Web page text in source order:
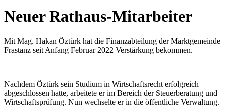
Neuer Rathaus-Mitarbeiter
Mit Mag. Hakan Öztürk hat die Finanzabteilung der Marktgemeinde
Frastanz seit Anfang Februar 2022 Verstärkung bekommen.
Nachdem Öztürk sein Studium in Wirtschaftsrecht erfolgreich
abgeschlossen hatte, arbeitete er im Bereich der Steuerberatung und
Wirtschaftsprüfung. Nun wechselte er in die öffentliche Verwaltung.